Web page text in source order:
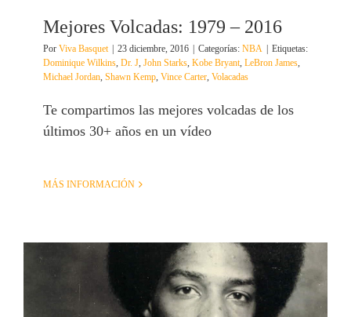
Mejores Volcadas: 1979 – 2016
Por Viva Basquet 23 diciembre, 2016 Categorías: NBA
Etiquetas:
Dominique Wilkins, Dr. J, John Starks, Kobe Bryant, LeBron James,
Michael Jordan, Shawn Kemp, Vince Carter, Volacadas
Te compartimos las mejores volcadas de los
últimos 30+ años en un vídeo
MÁS INFORMACIÓN